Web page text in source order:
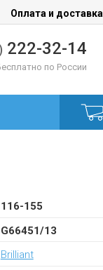
Оплата и доставка
222-32-14
по России
116-155
G66451/13
Brilliant